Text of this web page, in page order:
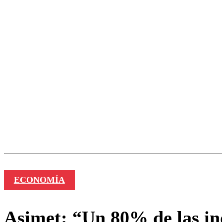
ECONOMÍA
Asimet: “Un 80% de las